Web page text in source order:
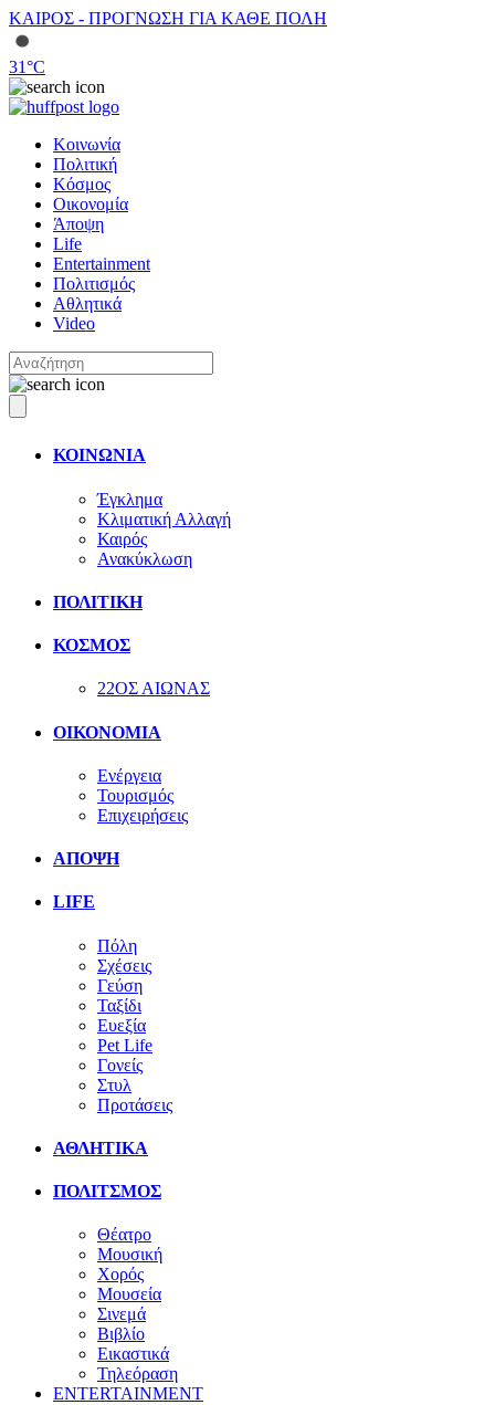
ΚΑΙΡΟΣ - ΠΡΟΓΝΩΣΗ ΓΙΑ ΚΑΘΕ ΠΟΛΗ
31°C
Κοινωνία
Πολιτική
Κόσμος
Οικονομία
Άποψη
Life
Entertainment
Πολιτισμός
Αθλητικά
Video
ΚΟΙΝΩΝΙΑ
Έγκλημα
Κλιματική Αλλαγή
Καιρός
Ανακύκλωση
ΠΟΛΙΤΙΚΗ
ΚΟΣΜΟΣ
22ΟΣ ΑΙΩΝΑΣ
ΟΙΚΟΝΟΜΙΑ
Ενέργεια
Τουρισμός
Επιχειρήσεις
ΑΠΟΨΗ
LIFE
Πόλη
Σχέσεις
Γεύση
Ταξίδι
Ευεξία
Pet Life
Γονείς
Στυλ
Προτάσεις
ΑΘΛΗΤΙΚΑ
ΠΟΛΙΤΣΜΟΣ
Θέατρο
Μουσική
Χορός
Μουσεία
Σινεμά
Βιβλίο
Εικαστικά
Τηλεόραση
ENTERTAINMENT